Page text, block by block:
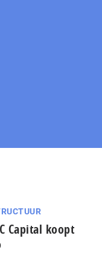
Capital koopt